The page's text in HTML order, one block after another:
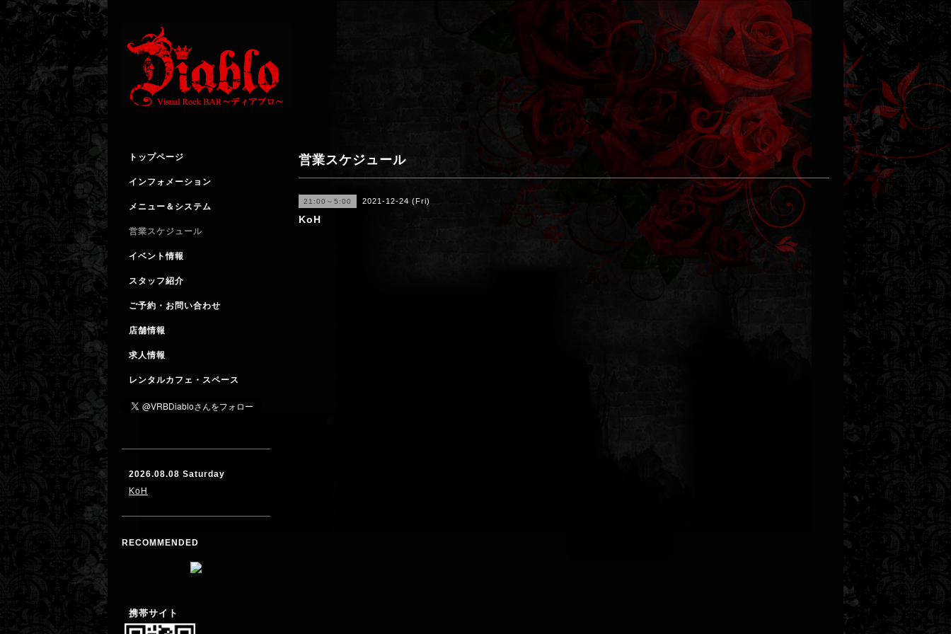
営業スケジュール
21:00～5:00 2021-12-24 (Fri)
KoH
トップページ
インフォメーション
メニュー＆システム
営業スケジュール
イベント情報
スタッフ紹介
ご予約・お問い合わせ
店舗情報
求人情報
レンタルカフェ・スペース
2026.08.08 Saturday
KoH
RECOMMENDED
携帯サイト